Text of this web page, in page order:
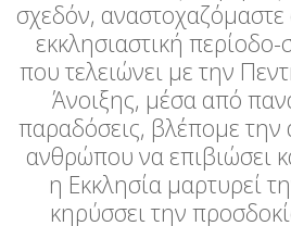
σχεδόν,
εκκλησιαστική περίοδο-
που τελειώνει με την
Άνοιξης, μέσα από
παραδόσεις, βλέπομε την
ανθρώπου να επιβιώσει
η Εκκλησία μαρτυρεί
κηρύσσει την